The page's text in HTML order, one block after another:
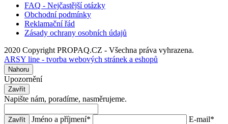
FAQ - Nejčastější otázky
Obchodní podmínky
Reklamační řád
Zásady ochrany osobních údajů
2020 Copyright PROPAQ.CZ - Všechna práva vyhrazena.
ARSY line - tvorba webových stránek a eshopů
Nahoru
Upozornění
Zavřít
Napište nám, poradíme, nasměrujeme.
Zavřít Jméno a příjmení* E-mail*